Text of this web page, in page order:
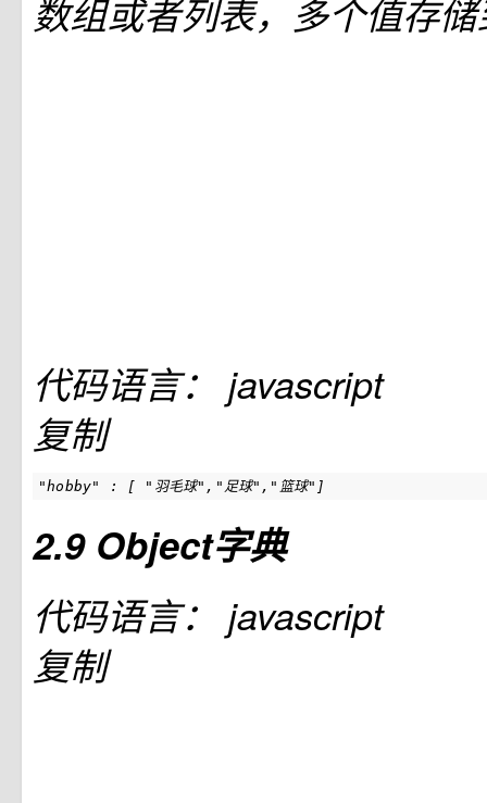
数组或者列表，多个值存
代码语言： javascript
复制
"hobby" : [ "羽毛球","足球","篮球"]
2.9 Object字典
代码语言： javascript
复制